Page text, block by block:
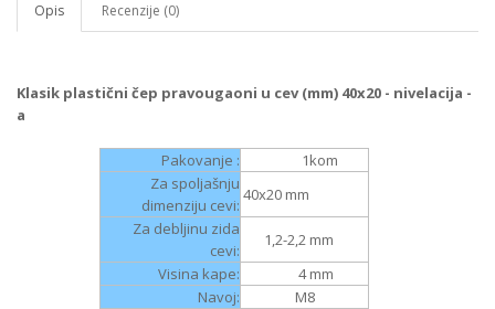
Opis Recenzije (0)
Klasik plastični čep pravougaoni u cev (mm) 40x20 - nivelacija -
a
Pakovanje : 1kom
Za spoljašnju
dimenziju cevi:
40x20 mm
Za debljinu zida
cevi:
1,2-2,2 mm
Visina kape:
4mm
Navoj:
M8